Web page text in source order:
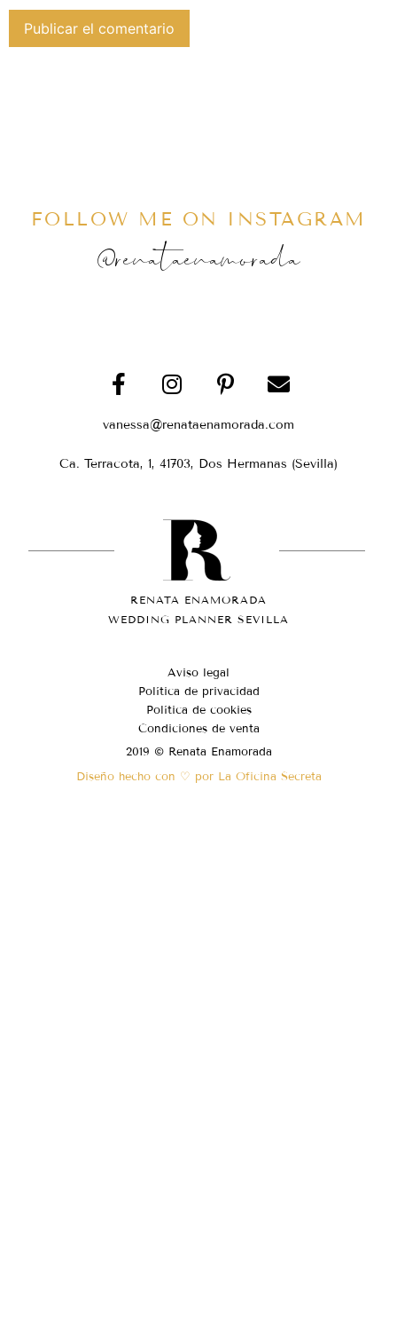
FOLLOW ME ON INSTAGRAM
@renataenamorada
vanessa@renataenamorada.com
Ca. Terracota, 1, 41703, Dos Hermanas (Sevilla)
RENATA ENAMORADA
WEDDING PLANNER SEVILLA
Aviso legal
Política de privacidad
Política de cookies
Condiciones de venta
2019 © Renata Enamorada
Diseño hecho con ♡ por La Oficina Secreta